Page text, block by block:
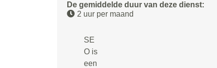
De gemiddelde duur van deze dienst:
2 uur per maand
SE
O is
een